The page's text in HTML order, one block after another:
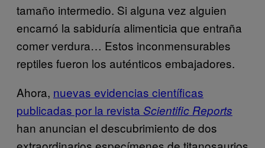
tamaño intermedio. Si alguna vez alguien
encarnó la sabiduría alimenticia que entraña
comer verdura… Estos inconmensurables
reptiles fueron los auténticos embajadores.
Ahora, nuevas evidencias científicas
publicadas por la revista Scientific Reports
han anuncian el descubrimiento de dos